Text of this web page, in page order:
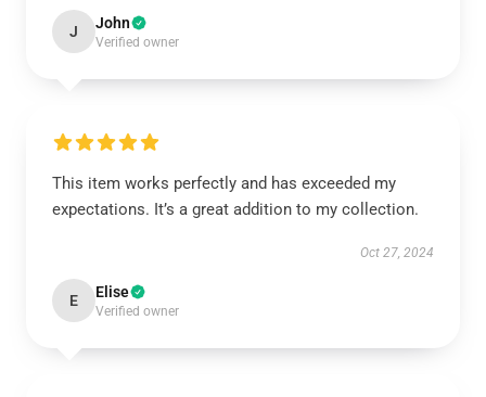
J John
Verified owner
This item works perfectly and has exceeded my
expectations. It’s a great addition to my collection.
Oct 27, 2024
E Elise
Verified owner